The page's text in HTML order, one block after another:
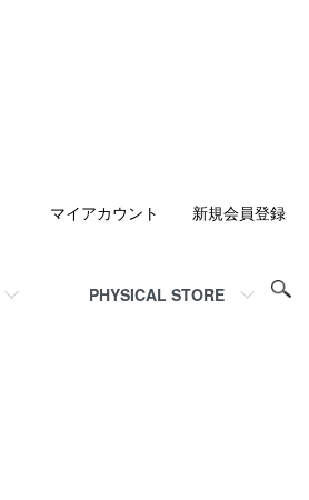
PHYSICAL STORE
マイアカウント 新規会員登録